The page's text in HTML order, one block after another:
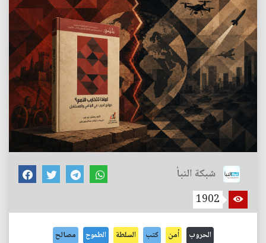
شبكة النبأ
1902
الحروب أمن كتب السلطة الطموح مصالح